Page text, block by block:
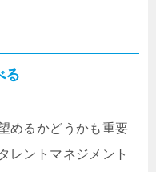
る
めるかどうかも重要
レントマネジメント